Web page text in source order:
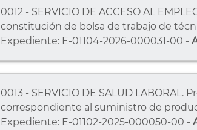
0012 - SERVICIO DE ACCESO AL
constitución de bolsa de trabajo de
Expediente: E-01104-2026-000031-00 -
0013 - SERVICIO DE SALUD
correspondiente al suministro de
Expediente: E-01102-2025-000050-00 -